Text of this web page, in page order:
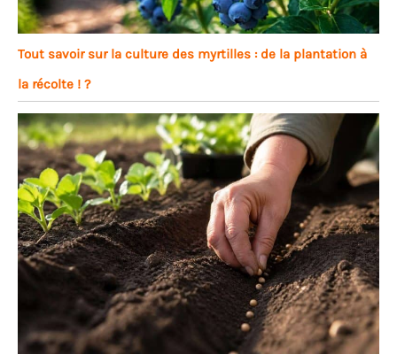
Tout savoir sur la culture des myrtilles : de la plantation à
la récolte ! ?